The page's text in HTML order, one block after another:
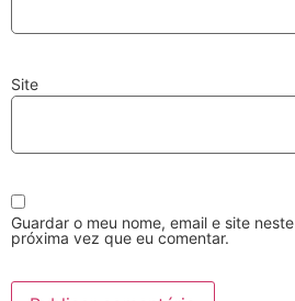
Site
Guardar o meu nome, email e site
próxima vez que eu comentar.
Discos e Pastilhas